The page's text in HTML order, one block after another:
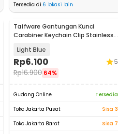
Tersedia di 6 lokasi lain
Taffware Gantungan Kunci
Carabiner Keychain Clip Stainless
Light Blue
Rp6.100
Rp16.900 64%
5
Gudang Online
Tersedia
Toko Jakarta Pusat
Sisa 3
Toko Jakarta Barat
Sisa 7